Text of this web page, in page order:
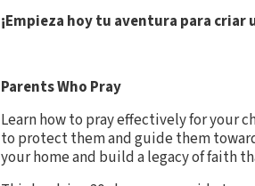
¡Empieza hoy tu aventura para criar
Parents Who Pray
Learn how to pray effectively for your
to protect them and guide them
your home and build a legacy of faith